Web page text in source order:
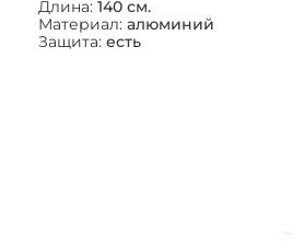
Длина: 140 см.
Материал: алюминий
Защита: есть